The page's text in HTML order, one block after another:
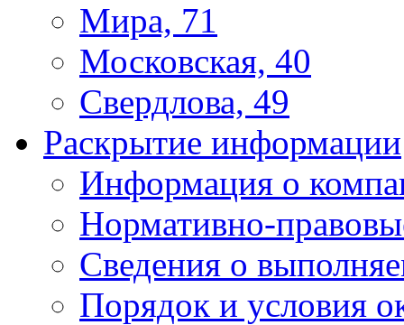
Мира, 71
Московская, 40
Свердлова, 49
Раскрытие информации
Информация о
Нормативно-
Сведения о
Порядок и условия